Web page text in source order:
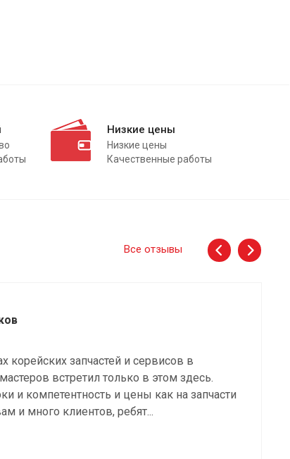
Низкие цены
Низкие цены
Качественные работы
Все отзывы
корейских запчастей и сервисов в
встретил только в этом здесь.
и компетентность и цены как на запчасти
и много клиентов, ребят...